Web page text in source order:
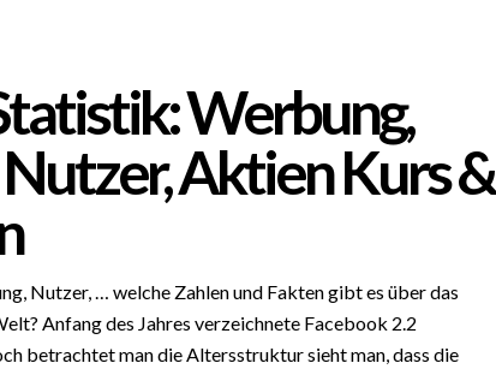
Werbung,
Aktien Kurs &
Nutzer, … welche Zahlen und Fakten gibt es über das
Anfang des Jahres verzeichnete Facebook 2.2
betrachtet man die Altersstruktur sieht man, dass die